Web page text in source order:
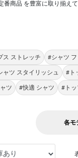
商品 を豊富に取り揃えて
ス ストレッチ #シャツ
ャツ スタイリッシュ #ト
ツ #快適 シャツ #トッ
各モ